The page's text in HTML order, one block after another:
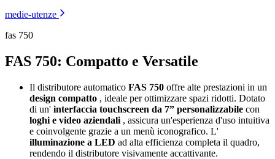
medie-utenze
fas 750
FAS 750: Compatto e Versatile
Il distributore automatico FAS 750 offre alte prestazioni in un
design compatto , ideale per ottimizzare spazi ridotti. Dotato
di un' interfaccia touchscreen da 7” personalizzabile con
loghi e video aziendali , assicura un'esperienza d'uso intuitiva
e coinvolgente grazie a un menù iconografico. L'
illuminazione a LED ad alta efficienza completa il quadro,
rendendo il distributore visivamente accattivante.